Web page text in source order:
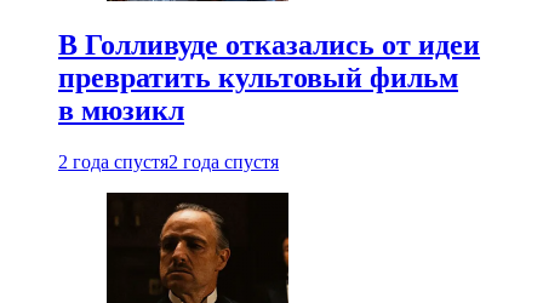
В Голливуде отказались от идеи
превратить культовый фильм
в мюзикл
2 года спустя2 года спустя